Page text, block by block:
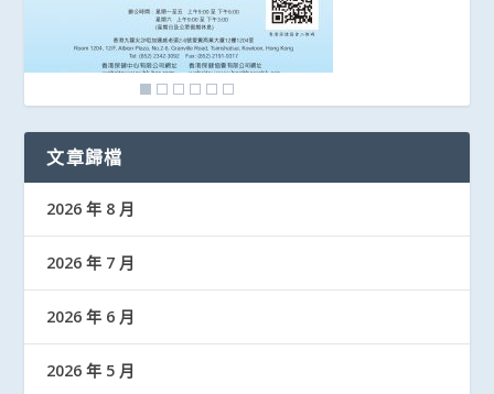
文章歸檔
2026 年 8 月
2026 年 7 月
2026 年 6 月
2026 年 5 月